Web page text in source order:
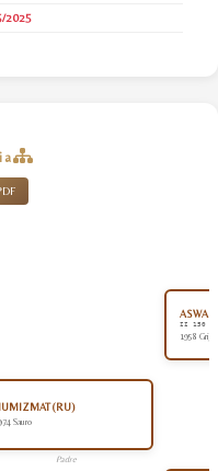
2025
(RU)
Sauro
Padre
ASWAN
II 150
1958 Grigio